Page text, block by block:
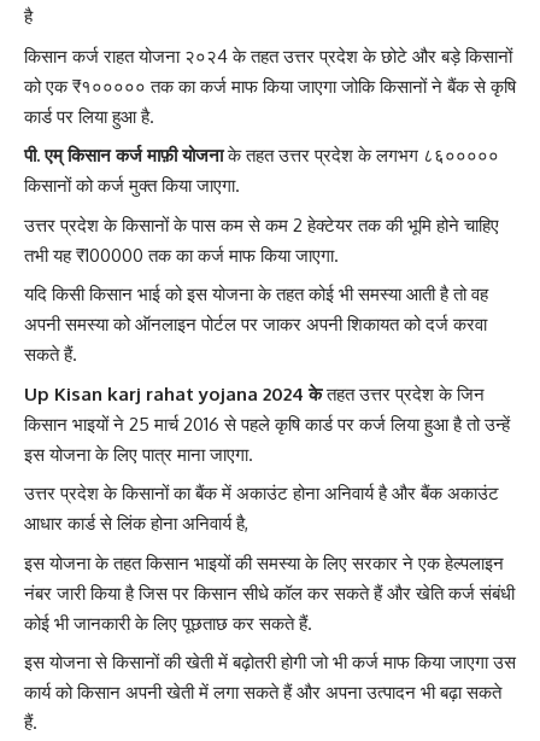
है
किसान कर्ज राहत योजना २०२4 के तहत उत्तर प्रदेश के छोटे और बड़े किसानों
को एक ₹१००००० तक का कर्ज माफ किया जाएगा जोकि किसानों ने बैंक से कृषि
कार्ड पर लिया हुआ है.
पी. एम् किसान कर्ज माफ़ी योजनाके तहत उत्तर प्रदेश के लगभग ८६०००००
किसानों को कर्ज मुक्त किया जाएगा.
उत्तर प्रदेश के किसानों के पास कम से कम 2 हेक्टेयर तक की भूमि होने चाहिए
तभी यह ₹100000 तक का कर्ज माफ किया जाएगा.
यदि किसी किसान भाई को इस योजना के तहत कोई भी समस्या आती है तो वह
अपनी समस्या को ऑनलाइन पोर्टल पर जाकर अपनी शिकायत को दर्ज करवा
सकते हैं.
Up Kisan karj rahat yojana 2024 केतहत उत्तर प्रदेश के जिन
किसान भाइयों ने 25 मार्च 2016 से पहले कृषि कार्ड पर कर्ज लिया हुआ है तो उन्हें
इस योजना के लिए पात्र माना जाएगा.
उत्तर प्रदेश के किसानों का बैंक में अकाउंट होना अनिवार्य है और बैंक अकाउंट
आधार कार्ड से लिंक होना अनिवार्य है,
इस योजना के तहत किसान भाइयों की समस्या के लिए सरकार ने एक हेल्पलाइन
नंबर जारी किया है जिस पर किसान सीधे कॉल कर सकते हैं और खेति कर्ज संबंधी
कोई भी जानकारी के लिए पूछताछ कर सकते हैं.
इस योजना से किसानों की खेती में बढ़ोतरी होगी जो भी कर्ज माफ किया जाएगा उस
कार्य को किसान अपनी खेती में लगा सकते हैं और अपना उत्पादन भी बढ़ा सकते
हैं.